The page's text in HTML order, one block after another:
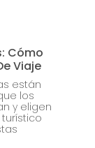
Cómo
Viaje
están
los
y eligen